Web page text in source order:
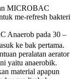
MICROBAC
me-refresh bakteri
Anaerob pada 30 –
ke bak pertama.
peralatan aerator
yaitu anaerobik.
material apapun